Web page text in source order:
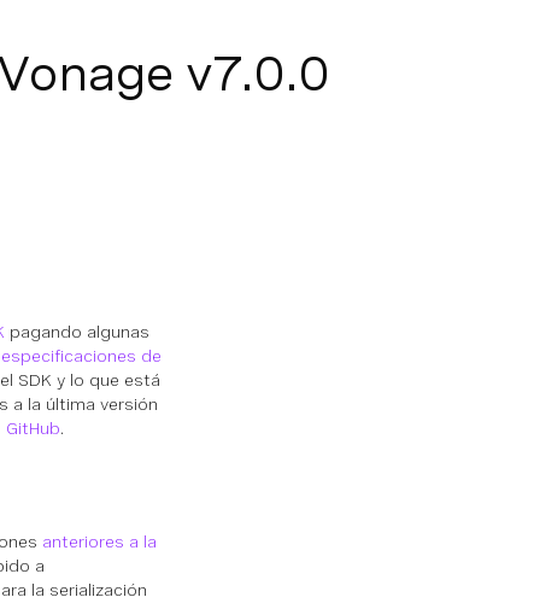
v7.0.0
pagando algunas
especificaciones de
SDK y lo que está
a la última versión
.
anteriores a la
a
la serialización